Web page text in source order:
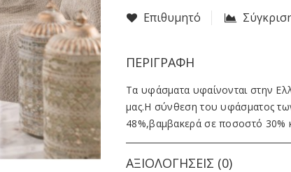
Επιθυμητό
ΠΕΡΙΓΡΑΦΉ
Τα υφάσματα υφαίνονται στην
μας.Η σύνθεση του υφάσματος
48%,βαμβακερά σε ποσοστό 30%
ΑΞΙΟΛΟΓΉΣΕΙΣ (0)